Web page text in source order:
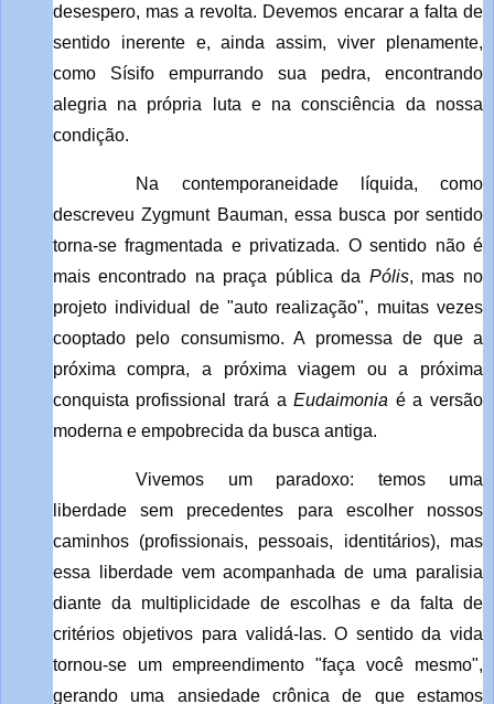
desespero, mas a revolta. Devemos encarar a falta de
sentido inerente e, ainda assim, viver plenamente,
como Sísifo empurrando sua pedra, encontrando
alegria na própria luta e na consciência da nossa
condição.
Na contemporaneidade líquida, como
descreveu Zygmunt Bauman, essa busca por sentido
torna-se fragmentada e privatizada. O sentido não é
mais encontrado na praça pública da Pólis, mas no
projeto individual de "auto realização", muitas vezes
cooptado pelo consumismo. A promessa de que a
próxima compra, a próxima viagem ou a próxima
conquista profissional trará aEudaimonia é a versão
moderna e empobrecida da busca antiga.
Vivemos um paradoxo: temos uma
liberdade sem precedentes para escolher nossos
caminhos (profissionais, pessoais, identitários), mas
essa liberdade vem acompanhada de uma paralisia
diante da multiplicidade de escolhas e da falta de
critérios objetivos para validá-las. O sentido da vida
tornou-se um empreendimento "faça você mesmo",
gerando uma ansiedade crônica de que estamos